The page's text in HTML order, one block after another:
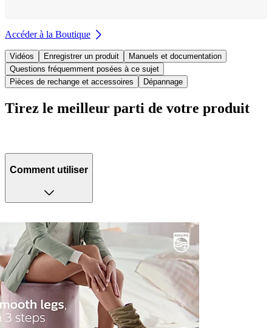
Accéder à la Boutique
Vidéos Enregistrer un produit
Manuels et documentation
Questions fréquemment posées à ce sujet
Pièces de rechange et accessoires
Dépannage
Tirez le meilleur parti de votre produit
Comment utiliser